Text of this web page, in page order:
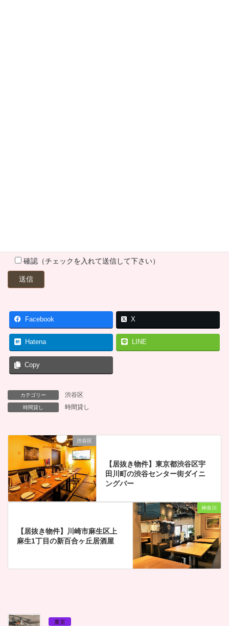
確認（チェックを入れて送信して下さい）
Facebook X
Hatena LINE
Copy
カテゴリー 渋谷区
時間貸し 時間貸し
渋谷区
【居抜き物件】東京都渋谷区宇
田川町の渋谷センター街ダイニ
ングバー
神奈川
【居抜き物件】川崎市麻生区上
麻生1丁目の新百合ヶ丘居酒屋
東京